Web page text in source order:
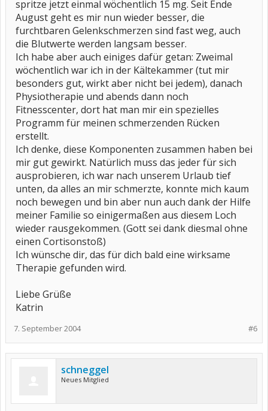
spritze jetzt einmal wöchentlich 15 mg. Seit Ende
August geht es mir nun wieder besser, die
furchtbaren Gelenkschmerzen sind fast weg, auch
die Blutwerte werden langsam besser.
Ich habe aber auch einiges dafür getan: Zweimal
wöchentlich war ich in der Kältekammer (tut mir
besonders gut, wirkt aber nicht bei jedem), danach
Physiotherapie und abends dann noch
Fitnesscenter, dort hat man mir ein spezielles
Programm für meinen schmerzenden Rücken
erstellt.
Ich denke, diese Komponenten zusammen haben bei
mir gut gewirkt. Natürlich muss das jeder für sich
ausprobieren, ich war nach unserem Urlaub tief
unten, da alles an mir schmerzte, konnte mich kaum
noch bewegen und bin aber nun auch dank der Hilfe
meiner Familie so einigermaßen aus diesem Loch
wieder rausgekommen. (Gott sei dank diesmal ohne
einen Cortisonstoß)
Ich wünsche dir, das für dich bald eine wirksame
Therapie gefunden wird.
Liebe Grüße
Katrin
#6
7. September 2004
schneggel
Neues Mitglied